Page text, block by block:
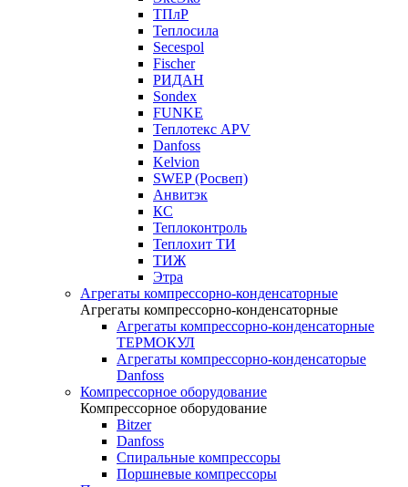
ТПлР
Теплосила
Secespol
Fischer
РИДАН
Sondex
FUNKE
Теплотекс APV
Danfoss
Kelvion
SWEP (Росвеп)
Анвитэк
КС
Теплоконтроль
Теплохит ТИ
ТИЖ
Этра
Агрегаты компрессорно-конденсаторные
Агрегаты компрессорно-конденсаторные
Агрегаты компрессорно-конденсаторные
ТЕРМОКУЛ
Агрегаты компрессорно-конденсаторые
Danfoss
Компрессорное оборудование
Компрессорное оборудование
Bitzer
Danfoss
Спиральные компрессоры
Поршневые компрессоры